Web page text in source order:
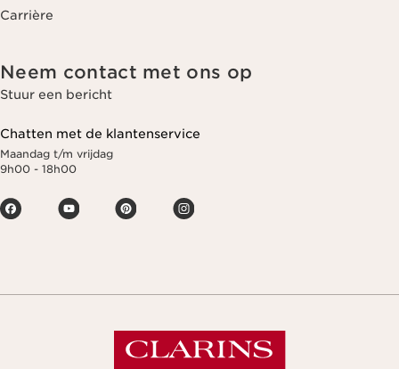
Carrière
Neem contact met ons op
Stuur een bericht
Chatten met de klantenservice
Maandag t/m vrijdag
9h00 - 18h00